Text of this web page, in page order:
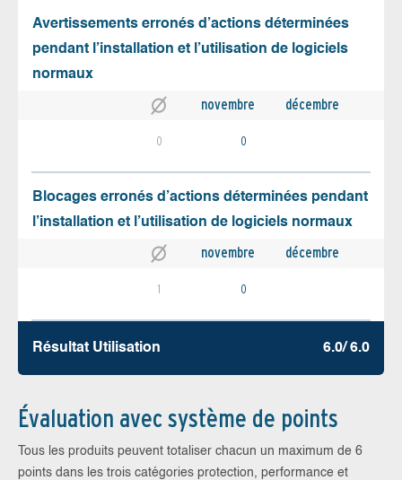
Avertissements erronés d’actions déterminées
pendant l’installation et l’utilisation de logiciels
normaux
novembre décembre
0 0
Blocages erronés d’actions déterminées pendant
l’installation et l’utilisation de logiciels normaux
novembre décembre
1 0
Résultat Utilisation 6.0/ 6.0
Évaluation avec système de points
Tous les produits peuvent totaliser chacun un maximum de 6
points dans les trois catégories protection, performance et